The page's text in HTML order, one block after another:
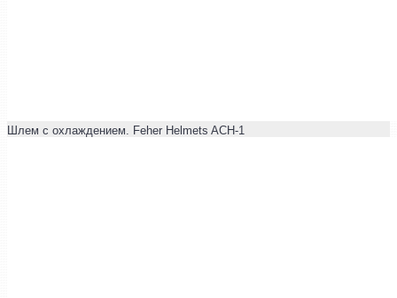
Шлем с охлаждением. Feher Helmets ACH-1